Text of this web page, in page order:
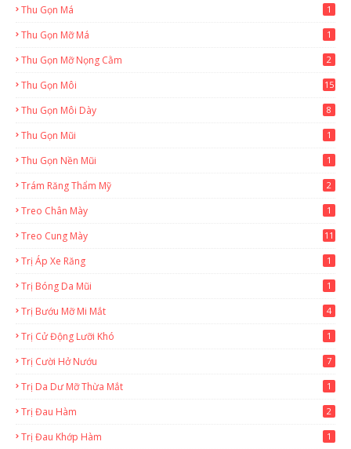
Thu Gọn Má 1
Thu Gọn Mỡ Má 1
Thu Gọn Mỡ Nọng Cằm 2
Thu Gọn Môi 15
Thu Gọn Môi Dày 8
Thu Gọn Mũi 1
Thu Gọn Nền Mũi 1
Trám Răng Thẩm Mỹ 2
Treo Chân Mày 1
Treo Cung Mày 11
Trị Áp Xe Răng 1
Trị Bóng Da Mũi 1
Trị Bướu Mỡ Mi Mắt 4
Trị Cử Động Lưỡi Khó 1
Trị Cười Hở Nướu 7
Trị Da Dư Mỡ Thừa Mắt 1
Trị Đau Hàm 2
Trị Đau Khớp Hàm 1